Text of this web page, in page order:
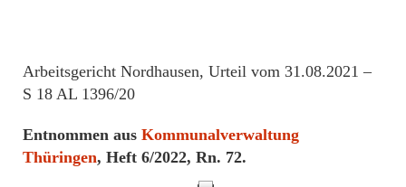
Arbeitsgericht Nordhausen, Urteil vom 31.08.2021 –
S 18 AL 1396/20
Entnommen aus Kommunalverwaltung
Thüringen, Heft 6/2022, Rn. 72.